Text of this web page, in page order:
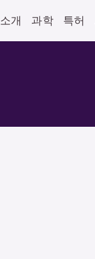
소개 과학 특허